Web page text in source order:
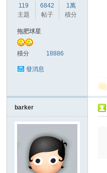
119
主題
6842
帖子
1萬
積分
拖肥球星
積分 18886
發消息
barker